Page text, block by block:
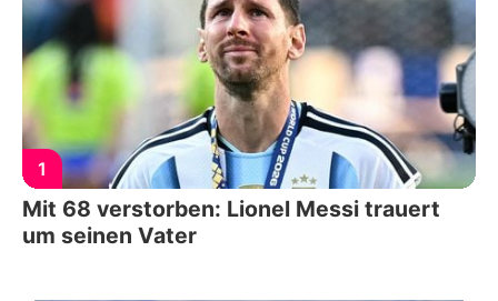
1
Mit 68 verstorben: Lionel Messi trauert
um seinen Vater